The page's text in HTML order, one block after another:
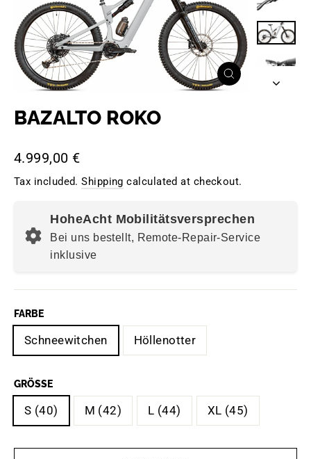
CLOSE
BAZALTO ROKO
Regular
price
4.999,00 €
Tax included.Shipping calculated at checkout.
HoheAcht Mobilitätsversprechen
Bei uns bestellt, Remote-Repair-Service
inklusive
FARBE
Schneewitchen Höllenotter
GRÖSSE
S (40) M (42) L (44) XL (45)